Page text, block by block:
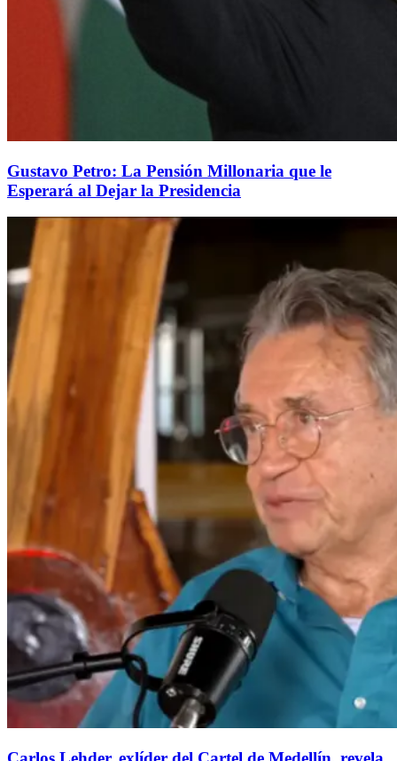
Gustavo Petro: La Pensión Millonaria que le
Esperará al Dejar la Presidencia